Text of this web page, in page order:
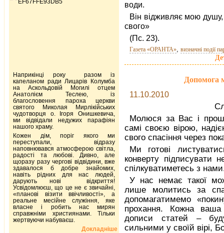
води.
Він відживляє мою
свого»
(Пс. 23).
Газета «ОРАНТА», визначні події
Допомога
11.10.2010
Молюся за Вас і
самі своєю вірою,
свого спасіння через
Ми готові
конверту підписувати
спілкуватиметесь з
У нас немає такої
лише молитись за
допомагатимемо
прохання. Кожна ваша
дописи статей –
сильними у своїй вірі,
Наприкінці року разом із
капеланом ради Лицарів Колумба
на Аскольдовій Могилі отцем
Анатолієм Теслею, із
благословення пароха церкви
святого Миколая Мирлікійських
чудотворця о. Ігоря Онишкевича,
ми відвідали недужих парафіян
нашого храму.
Кожен дім, поріг якого ми
переступали, відразу
наповнювався атмосферою світла,
радості та любові. Дивно, але
щоразу разу чергові відвідини, вже
здавалося б добре знайомих,
навіть рідних для нас людей,
дарують нові відкриття!
Усвідомлюєш, що це не є звичайні,
«планові візити ввічливості», а
реальне месійне служіння, яке
власне і робить нас мирян
справжніми християнами. Тільки
жертвуючи набуваєш.
Докладніше